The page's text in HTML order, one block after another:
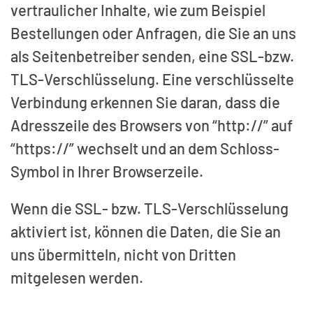
vertraulicher Inhalte, wie zum Beispiel
Bestellungen oder Anfragen, die Sie an uns
als Seitenbetreiber senden, eine SSL-bzw.
TLS-Verschlüsselung. Eine verschlüsselte
Verbindung erkennen Sie daran, dass die
Adresszeile des Browsers von “http://” auf
“https://” wechselt und an dem Schloss-
Symbol in Ihrer Browserzeile.
Wenn die SSL- bzw. TLS-Verschlüsselung
aktiviert ist, können die Daten, die Sie an
uns übermitteln, nicht von Dritten
mitgelesen werden.